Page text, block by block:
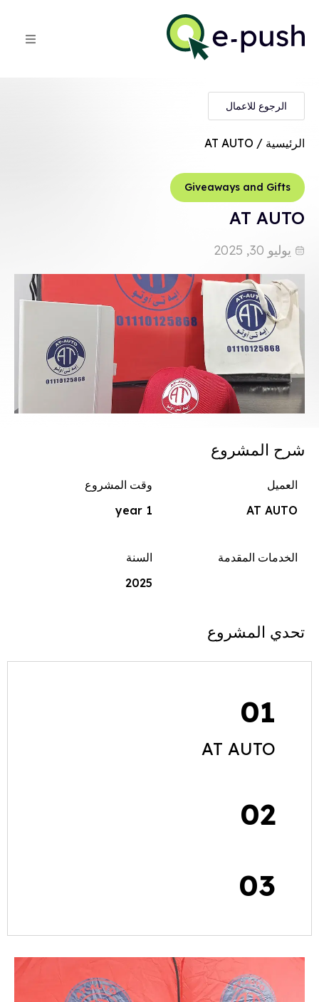
الرجوع للاعمال
الرئيسية / AT AUTO
Giveaways and Gifts
AT AUTO
يوليو 30, 2025
شرح المشروع
العميل
AT AUTO
الخدمات المقدمة
وقت المشروع
1 year
السنة
2025
تحدي المشروع
01
AT AUTO
02
03